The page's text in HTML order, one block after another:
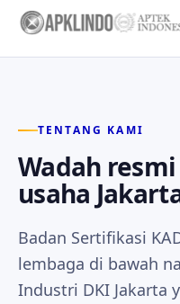
TENTANG KAMI
Wadah
usaha
Badan Sertifikasi
lembaga di bawah
Industri DKI Jakarta